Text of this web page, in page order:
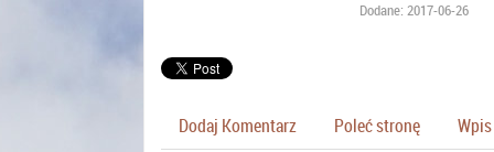
Dodane: 2017-06-26
Dodaj Komentarz Poleć stronę